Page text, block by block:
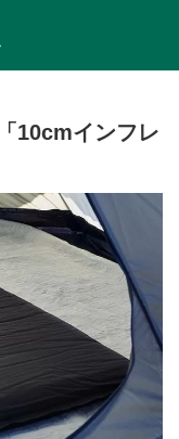
10cmインフレ